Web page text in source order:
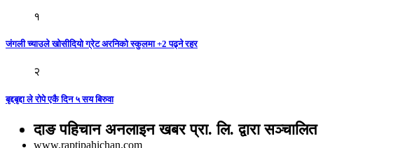
१
जंगली च्याउले खोसीदियो ग्रेट अरनिको स्कुलमा +2 पढ्ने रहर
२
बृद्दबृद्दा ले रोपे एकै दिन ५ सय बिरुवा
दाङ पहिचान अनलाइन खबर प्रा. लि. द्वारा सञ्चालित
www.raptipahichan.com